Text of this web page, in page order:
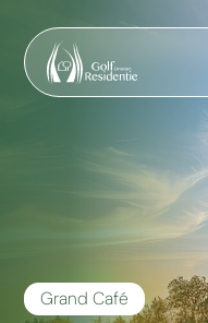
Grand Café